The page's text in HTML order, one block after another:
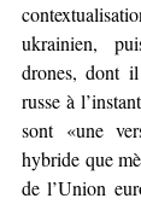
ukrainien,
drones, dont
russe à
sont «une
hybride que
de l’Union